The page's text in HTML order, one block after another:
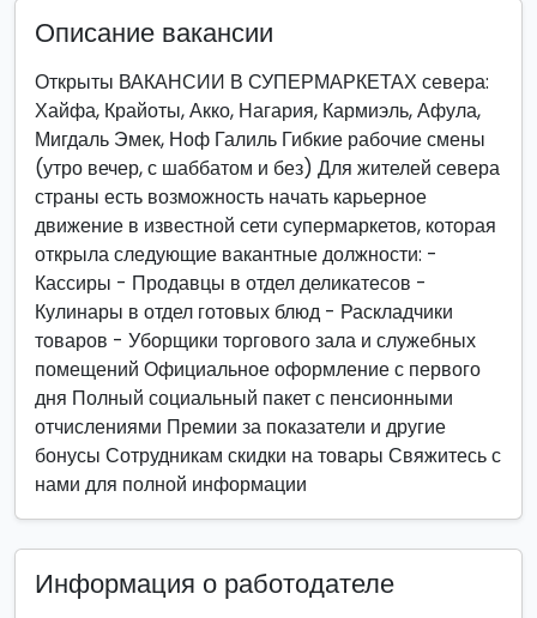
Описание вакансии
Открыты ВАКАНСИИ В СУПЕРМАРКЕТАХ севера:
Хайфа, Крайоты, Акко, Нагария, Кармиэль, Афула,
Мигдаль Эмек, Ноф Галиль Гибкие рабочие смены
(утро вечер, с шаббатом и без) Для жителей севера
страны есть возможность начать карьерное
движение в известной сети супермаркетов, которая
открыла следующие вакантные должности: -
Кассиры - Продавцы в отдел деликатесов -
Кулинары в отдел готовых блюд - Раскладчики
товаров - Уборщики торгового зала и служебных
помещений Официальное оформление с первого
дня Полный социальный пакет с пенсионными
отчислениями Премии за показатели и другие
бонусы Сотрудникам скидки на товары Свяжитесь с
нами для полной информации
Информация о работодателе